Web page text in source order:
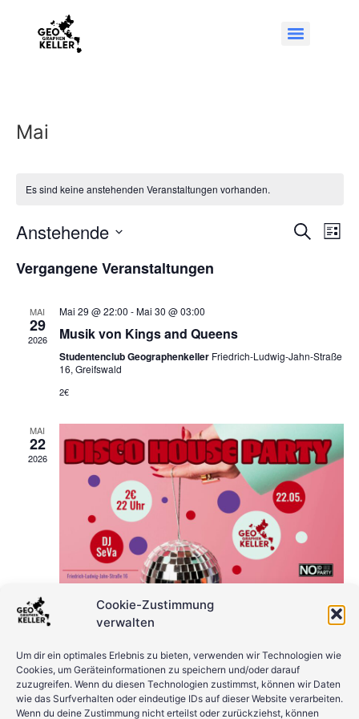
Cookie-Zustimmung
verwalten
Um dir ein optimales Erlebnis zu bieten, verwenden wir Technologien wie
Cookies, um Geräteinformationen zu speichern und/oder darauf
zuzugreifen. Wenn du diesen Technologien zustimmst, können wir Daten
wie das Surfverhalten oder eindeutige IDs auf dieser Website verarbeiten.
Wenn du deine Zustimmung nicht erteilst oder zurückziehst, können
Mai
Es sind keine anstehenden Veranstaltungen vorhanden.
SucheListe
Anstehende
wählen.
Vergangene Veranstaltungen
MAI
29
2026
Mai 29 @ 22:00 -Mai 30 @ 03:00
Musik von Kings and Queens
Studentenclub Geographenkeller Friedrich-Ludwig-Jahn-Straße
16, Greifswald
2€
MAI
22
2026
Mai 22 @ 22:00-Mai 23 @ 03:00
Discohouse Party
Studentenclub Geographenkeller
16, Greifswald
2€